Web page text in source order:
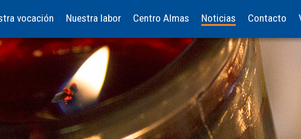
vocación Nuestra labor Centro Almas Noticias Contacto